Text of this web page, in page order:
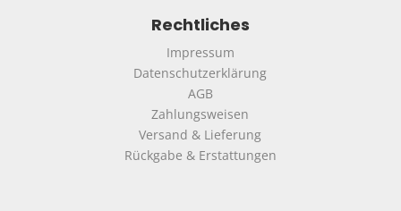
Rechtliches
Impressum
Datenschutzerklärung
AGB
Zahlungsweisen
Versand & Lieferung
Rückgabe & Erstattungen